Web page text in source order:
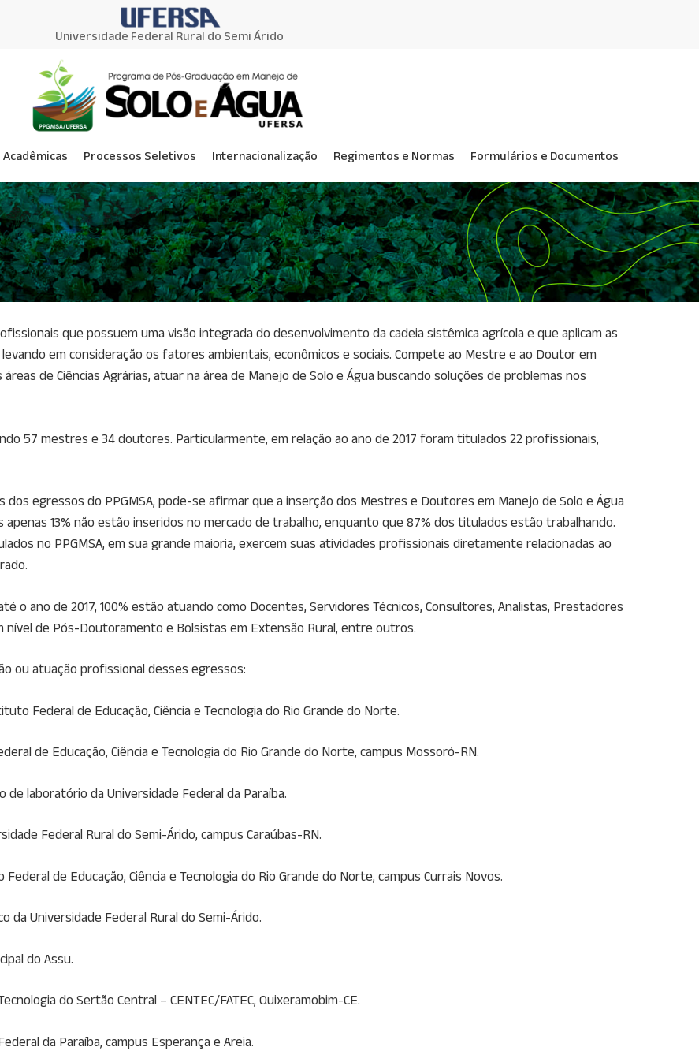
Universidade Federal Rural do Semi Árido
Processos Seletivos Internacionalização Regimentos e Normas Formulários e Documentos
que possuem uma visão integrada do desenvolvimento da cadeia sistêmica agrícola e que aplicam as
em consideração os fatores ambientais, econômicos e sociais. Compete ao Mestre e ao Doutor em
de Ciências Agrárias, atuar na área de Manejo de Solo e Água buscando soluções de problemas nos
57 mestres e 34 doutores. Particularmente, em relação ao ano de 2017 foram titulados 22 profissionais,
egressos do PPGMSA, pode-se afirmar que a inserção dos Mestres e Doutores em Manejo de Solo e Água
13% não estão inseridos no mercado de trabalho, enquanto que 87% dos titulados estão trabalhando.
no PPGMSA, em sua grande maioria, exercem suas atividades profissionais diretamente relacionadas ao
o ano de 2017, 100% estão atuando como Docentes, Servidores Técnicos, Consultores, Analistas, Prestadores
nível de Pós-Doutoramento e Bolsistas em Extensão Rural, entre outros.
ou atuação profissional desses egressos:
Federal de Educação, Ciência e Tecnologia do Rio Grande do Norte.
de Educação, Ciência e Tecnologia do Rio Grande do Norte, campus Mossoró-RN.
laboratório da Universidade Federal da Paraíba.
Federal Rural do Semi-Árido, campus Caraúbas-RN.
de Educação, Ciência e Tecnologia do Rio Grande do Norte, campus Currais Novos.
da Universidade Federal Rural do Semi-Árido.
do Assu.
do Sertão Central – CENTEC/FATEC, Quixeramobim-CE.
da Paraíba, campus Esperança e Areia.